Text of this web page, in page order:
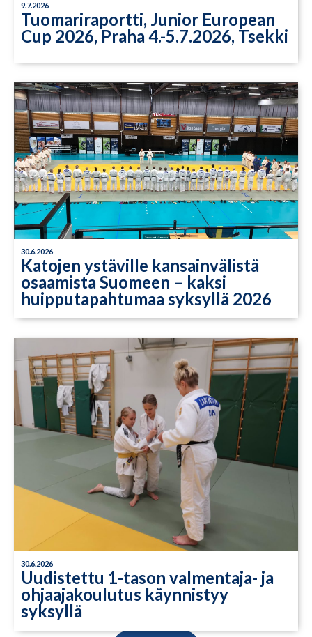
9.7.2026
Tuomariraportti, Junior European
Cup 2026, Praha 4.-5.7.2026, Tsekki
30.6.2026
Katojen ystäville kansainvälistä
osaamista Suomeen – kaksi
huipputapahtumaa syksyllä 2026
30.6.2026
Uudistettu 1-tason valmentaja- ja
ohjaajakoulutus käynnistyy
syksyllä